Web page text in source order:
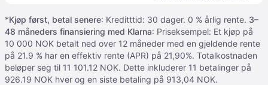
*Kjøp først, betal senere: Kreditttid: 30 dager. 0 % årlig rente. 3–
48 måneders finansiering med Klarna: Priseksempel: Et kjøp på
10 000 NOK betalt ned over 12 måneder med en gjeldende rente
på 21.9 % har en effektiv rente (APR) på 21,90%. Totalkostnaden
beløper seg til 11 101.12 NOK. Dette inkluderer 11 betalinger på
926.19 NOK hver og en siste betaling på 913,04 NOK.